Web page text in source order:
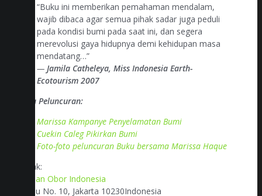
“Buku ini memberikan pemahaman mendalam,
wajib dibaca agar semua pihak sadar juga peduli
pada kondisi bumi pada saat ini, dan segera
merevolusi gaya hidupnya demi kehidupan masa
mendatang…”
— Jamila Catheleya, Miss Indonesia Earth-
Ecotourism 2007
Berita Peluncuran:
Marissa Kampanye Penyelamatan Bumi
Cuekin Caleg Pikirkan Bumi
Foto-foto peluncuran Buku bersama Marissa Haque
Kontak:
Yayasan Obor Indonesia
Jl. Plaju No. 10, Jakarta 10230Indonesia